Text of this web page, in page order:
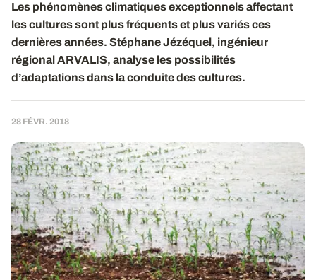
Les phénomènes climatiques exceptionnels affectant
les cultures sont plus fréquents et plus variés ces
dernières années. Stéphane Jézéquel, ingénieur
régional ARVALIS, analyse les possibilités
d’adaptations dans la conduite des cultures.
28 FÉVR. 2018